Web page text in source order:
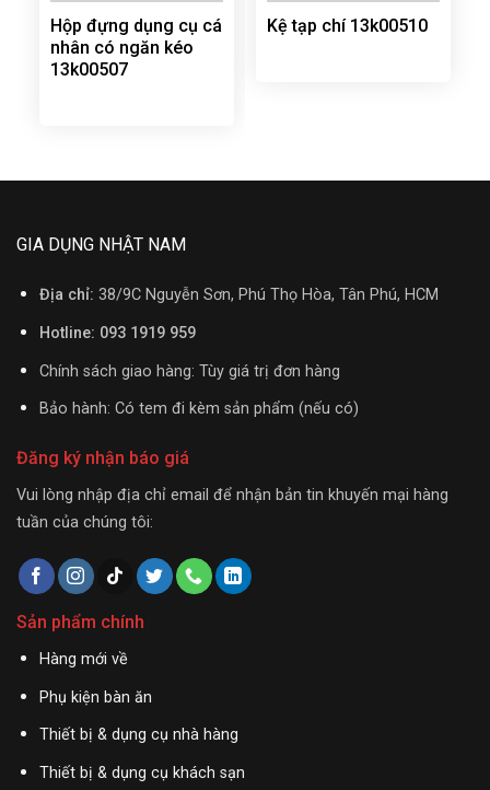
Hộp đựng dụng cụ cá
nhân có ngăn kéo
13k00507
Kệ tạp chí 13k00510
GIA DỤNG NHẬT NAM
Địa chỉ: 38/9C Nguyễn Sơn, Phú Thọ Hòa, Tân Phú, HCM
Hotline: 093 1919 959
Chính sách giao hàng: Tùy giá trị đơn hàng
Bảo hành: Có tem đi kèm sản phẩm (nếu có)
Đăng ký nhận báo giá
Vui lòng nhập địa chỉ email để nhận bản tin khuyến mại hàng
tuần của chúng tôi:
Sản phẩm chính
Hàng mới về
Phụ kiện bàn ăn
Thiết bị & dụng cụ nhà hàng
Thiết bị & dụng cụ khách sạn